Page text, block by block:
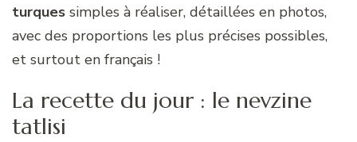
turques simples à réaliser, détaillées en photos,
avec des proportions les plus précises possibles,
et surtout en français !
La recette du jour : le nevzine
tatlisi